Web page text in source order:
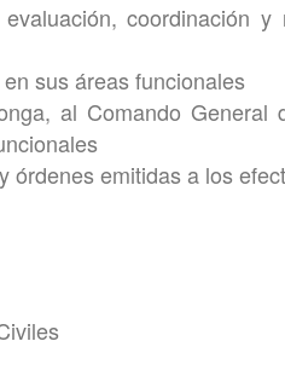
coordinación
sus áreas funcionales
al Comando General
órdenes emitidas a los